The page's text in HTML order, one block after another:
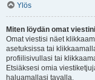
Ylös
Miten löydän omat
Omat viestisi näet
asetuksissa tai
profiilisivullasi tai
Etsiäksesi omia
haluamallasi tavalla.